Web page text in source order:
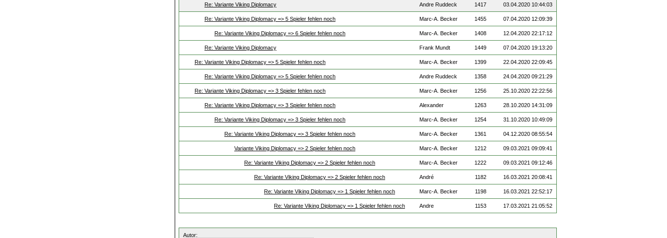
Re: Variante Viking Diplomacy Andre Ruddeck 1417 03.04.2020 10:44:03
Re: Variante Viking Diplomacy => 5 Spieler fehlen noch Marc-A. Becker 1455 07.04.2020 12:09:39
Re: Variante Viking Diplomacy => 6 Spieler fehlen noch Marc-A. Becker 1408 12.04.2020 22:17:12
Re: Variante Viking Diplomacy Frank Mundt 1449 07.04.2020 19:13:20
Re: Variante Viking Diplomacy => 5 Spieler fehlen noch Marc-A. Becker 1399 22.04.2020 22:09:45
Re: Variante Viking Diplomacy => 5 Spieler fehlen noch Andre Ruddeck 1358 24.04.2020 09:21:29
Re: Variante Viking Diplomacy => 3 Spieler fehlen noch Marc-A. Becker 1256 25.10.2020 22:22:56
Re: Variante Viking Diplomacy => 3 Spieler fehlen noch Alexander 1263 28.10.2020 14:31:09
Re: Variante Viking Diplomacy => 3 Spieler fehlen noch Marc-A. Becker 1254 31.10.2020 10:49:09
Re: Variante Viking Diplomacy => 3 Spieler fehlen noch Marc-A. Becker 1361 04.12.2020 08:55:54
Variante Viking Diplomacy => 2 Spieler fehlen noch Marc-A. Becker 1212 09.03.2021 09:09:41
Re: Variante Viking Diplomacy => 2 Spieler fehlen noch Marc-A. Becker 1222 09.03.2021 09:12:46
Re: Variante Viking Diplomacy => 2 Spieler fehlen noch André 1182 16.03.2021 20:08:41
Re: Variante Viking Diplomacy => 1 Spieler fehlen noch Marc-A. Becker 1198 16.03.2021 22:52:17
Re: Variante Viking Diplomacy => 1 Spieler fehlen noch Andre 1153 17.03.2021 21:05:52
Autor: